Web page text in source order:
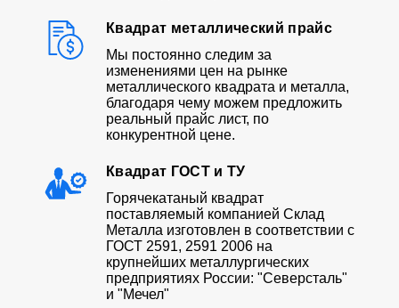
Квадрат металлический прайс
Мы постоянно следим за
изменениями цен на рынке
металлического квадрата и металла,
благодаря чему можем предложить
реальный прайс лист, по
конкурентной цене.
Квадрат ГОСТ и ТУ
Горячекатаный квадрат
поставляемый компанией Склад
Металла изготовлен в соответствии с
ГОСТ 2591, 2591 2006 на
крупнейших металлургических
предприятиях России: "Северсталь"
и "Мечел"